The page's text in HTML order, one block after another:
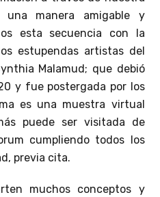
manera amigable y
esta secuencia con la
estupendas artistas del
Malamud; que debió
y fue postergada por los
es una muestra virtual
puede ser visitada de
cumpliendo todos los
previa cita.
muchos conceptos y